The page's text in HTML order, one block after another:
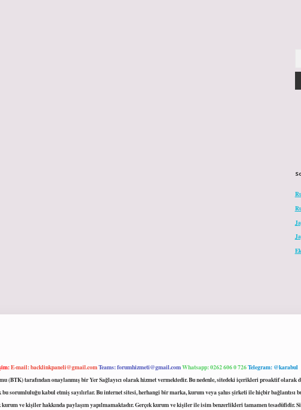
E-mail:backlinkpaneli@gmail.comTeams:forumhizmeti@gmail.comWhatsapp: 0262 606 0 726Telegram: @karabul
(BTK) tarafından onaylanmış bir Yer Sağlayıcı olarak hizmet vermektedir. Bu nedenle, sitedeki içerikleri proaktif olarak
sorumluluğu kabul etmiş sayılırlar. Bu internet sitesi, herhangi bir marka, kurum veya şahıs şirketi ile hiçbir bağlantısı
ve kişiler hakkında paylaşım yapılmamaktadır. Gerçek kurum ve kişiler ile isim benzerlikleri tamamen tesadüfidir.